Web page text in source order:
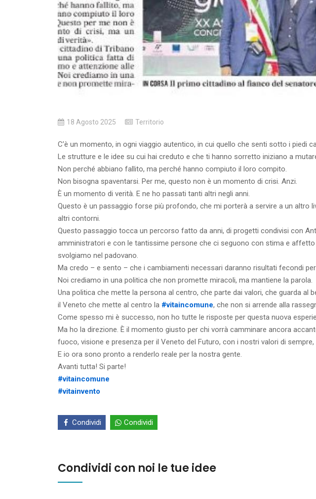
18 Agosto 2025 Territorio
C’è un momento, in ogni viaggio autentico, in cui quello che senti sotto i piedi
Le strutture e le idee su cui hai creduto e che ti hanno sorretto iniziano a
Non perché abbiano fallito, ma perché hanno compiuto il loro compito.
Non bisogna spaventarsi. Per me, questo non è un momento di crisi. Anzi.
È un momento di verità. E ne ho passati tanti altri negli anni.
Questo è un passaggio forse più profondo, che mi porterà a servire a un altro
altri contorni.
Questo passaggio tocca un percorso fatto da anni, di progetti condivisi con
amministratori e con le tantissime persone che ci seguono con stima e
svolgiamo nel padovano.
Ma credo – e sento – che i cambiamenti necessari daranno risultati fecondi
Noi crediamo in una politica che non promette miracoli, ma mantiene la parola.
Una politica che mette la persona al centro, che parte dai valori, che guarda al
il Veneto che mette al centro la #vitaincomune, che non si arrende alla
Come spesso mi è successo, non ho tutte le risposte per questa nuova
Ma ho la direzione. È il momento giusto per chi vorrà camminare ancora
fuoco, visione e presenza per il Veneto del Futuro, con i nostri valori di
E io ora sono pronto a renderlo reale per la nostra gente.
Avanti tutta! Si parte!
#vitaincomune
#vitainvento
Condividi Condividi
Condividi con noi le tue idee